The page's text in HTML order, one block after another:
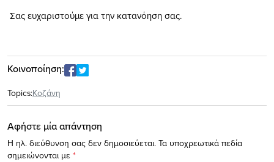
Σας ευχαριστούμε για την κατανόηση σας.
Κοινοποίηση:
Topics:Κοζάνη
Αφήστε μία απάντηση
Η ηλ. διεύθυνση σας δεν δημοσιεύεται. Τα υποχρεωτικά πεδία
σημειώνονται με *